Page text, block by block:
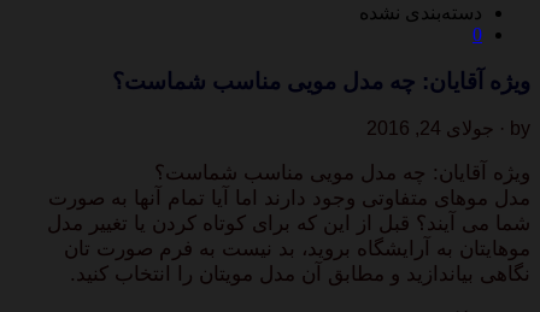
دسته‌بندی نشده
0
ویژه آقایان: چه مدل مویی مناسب شماست؟
by · جولای 24, 2016
ویژه آقایان: چه مدل مویی مناسب شماست؟
مدل موهای متفاوتی وجود دارند اما آیا تمام آنها به صورت
شما می آیند؟ قبل از این که برای کوتاه کردن یا تغییر مدل
موهایتان به آرایشگاه بروید، بد نیست به فرم صورت تان
نگاهی بیاندازید و مطابق آن مدل مویتان را انتخاب کنید.